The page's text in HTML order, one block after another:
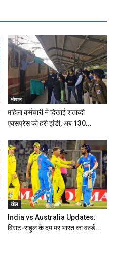
भोपाल
महिला कर्मचारी ने दिखाई शताब्दी
एक्सप्रेस को हरी झंडी, अब 130...
खेल
India vs Australia Updates:
विराट-राहुल के दम पर भारत का वर्ल्ड...